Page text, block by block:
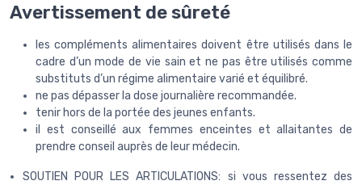
Avertissement de sûreté
les compléments alimentaires doivent être utilisés dans le
cadre d’un mode de vie sain et ne pas être utilisés comme
substituts d’un régime alimentaire varié et équilibré.
ne pas dépasser la dose journalière recommandée.
tenir hors de la portée des jeunes enfants.
il est conseillé aux femmes enceintes et allaitantes de
prendre conseil auprès de leur médecin.
SOUTIEN POUR LES ARTICULATIONS: si vous ressentez des